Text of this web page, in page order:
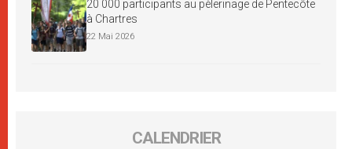
20 000 participants au pèlerinage de Pentecôte
à Chartres
22 Mai 2026
CALENDRIER